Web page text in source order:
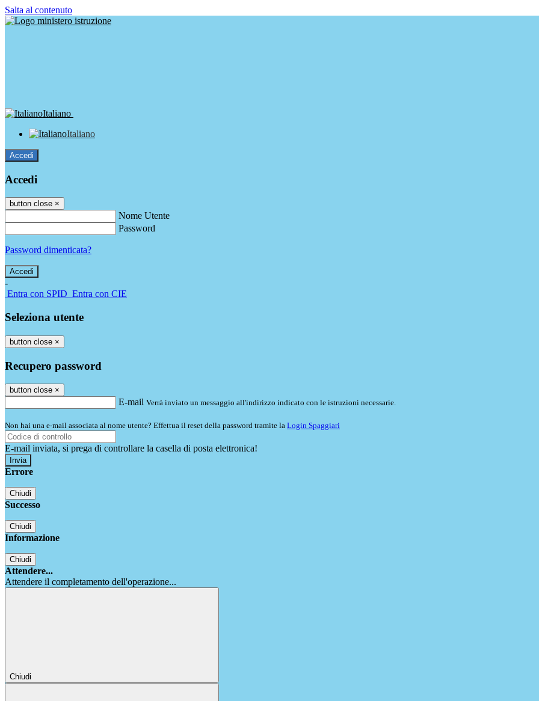
Salta al contenuto
Italiano
Italiano
Accedi
Accedi
button close ×
Nome Utente
Password
Password dimenticata?
-
Entra con SPID Entra con CIE
Seleziona utente
button close ×
Recupero password
button close ×
E-mail Verrà inviato un messaggio all'indirizzo indicato con le istruzioni necessarie.
Non hai una e-mail associata al nome utente? Effettua il reset della password tramite la Login Spaggiari
E-mail inviata, si prega di controllare la casella di posta elettronica!
Errore
Chiudi
Successo
Chiudi
Informazione
Chiudi
Attendere...
Attendere il completamento dell'operazione...
Chiudi